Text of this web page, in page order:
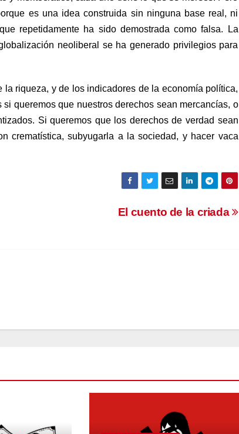
es una idea construida sin ninguna base real, ni
repetidamente ha sido demostrada como falsa. La
neoliberal se ha generado privilegios para
riqueza, y de los indicadores de la economía política,
queremos que nuestros derechos sean mercancías, o
Si queremos que los derechos de verdad sean
crematística, subyugarla a la sociedad, y hacer vaca
El cuento de la criada